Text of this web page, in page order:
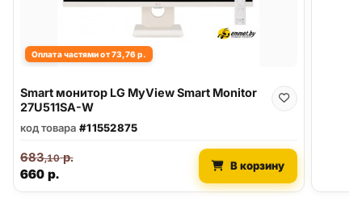
Оплата частями от 73,76 р.
Smart монитор LG MyView Smart Monitor
27U511SA-W
код товара #11552875
660 р.
683,10р.
В корзину